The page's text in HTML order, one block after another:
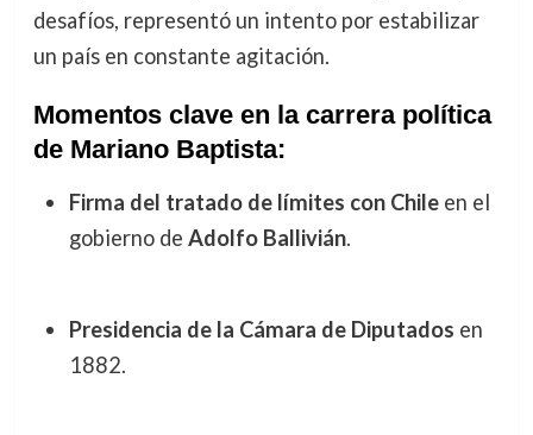
desafíos, representó un intento por estabilizar
un país en constante agitación.
Momentos clave en la carrera política
de Mariano Baptista:
Firma del tratado de límites con Chileen el
gobierno de Adolfo Ballivián.
Presidencia de la Cámara de Diputados en
1882.